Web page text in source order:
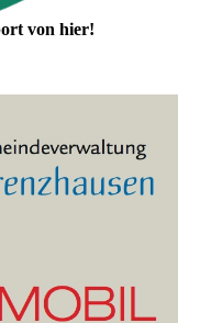
von hier!